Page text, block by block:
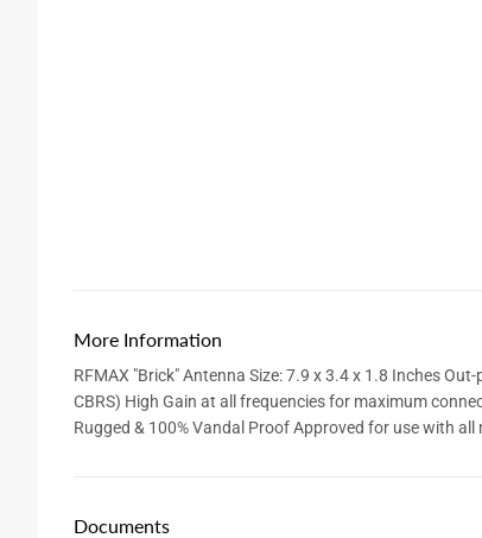
More Information
RFMAX "Brick" Antenna Size: 7.9 x 3.4 x 1.8 Inches Out-performs ALL similar antennas Elements: Dual/MiMo 4G/LTE & 5G Cellular (Sub-6, Band 71,
CBRS) High Gain at all frequencies for maximum
Rugged & 100% Vandal Proof Approved for use with
Documents